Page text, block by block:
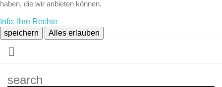
haben, die wir anbieten können.
Info: Ihre Rechte
speichern
Alles erlauben

search